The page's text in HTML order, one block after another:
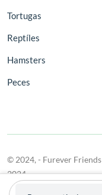
Tortugas
Reptíles
Hamsters
Peces
© 2024, - Furever Friends
2024